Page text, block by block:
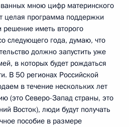
мною цифр материнского
целая программа поддержки
иметь второго
следующего года, думаю, что
должно запустить уже
в которых будет рождаться
В 50 регионах Российской
в течение нескольких лет
(это Северо-Запад страны, это
Восток), люди будут получать
пособие в размере